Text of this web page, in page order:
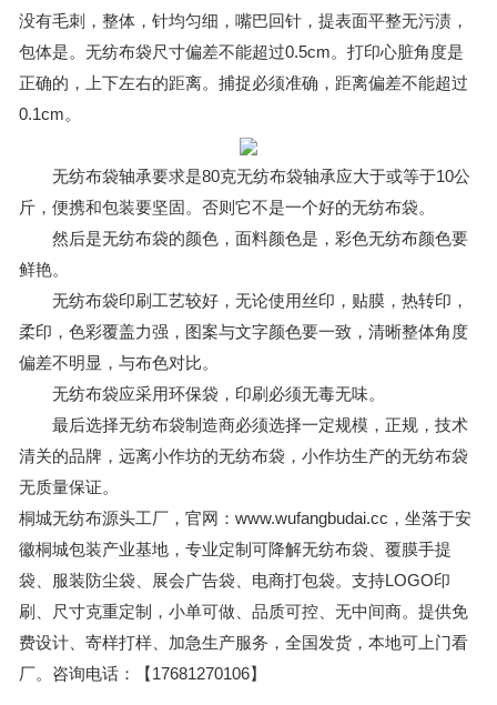
没有毛刺，整体，针均匀细，嘴巴回针，提表面平整无污渍，
包体是。无纺布袋尺寸偏差不能超过0.5cm。打印心脏角度是
正确的，上下左右的距离。捕捉必须准确，距离偏差不能超过
0.1cm。
无纺布袋轴承要求是80克无纺布袋轴承应大于或等于10公
斤，便携和包装要坚固。否则它不是一个好的无纺布袋。
然后是无纺布袋的颜色，面料颜色是，彩色无纺布颜色要
鲜艳。
无纺布袋印刷工艺较好，无论使用丝印，贴膜，热转印，
柔印，色彩覆盖力强，图案与文字颜色要一致，清晰整体角度
偏差不明显，与布色对比。
无纺布袋应采用环保袋，印刷必须无毒无味。
最后选择无纺布袋制造商必须选择一定规模，正规，技术
清关的品牌，远离小作坊的无纺布袋，小作坊生产的无纺布袋
无质量保证。
桐城无纺布源头工厂，官网：www.wufangbudai.cc，坐落于安
徽桐城包装产业基地，专业定制可降解无纺布袋、覆膜手提
袋、服装防尘袋、展会广告袋、电商打包袋。支持LOGO印
刷、尺寸克重定制，小单可做、品质可控、无中间商。提供免
费设计、寄样打样、加急生产服务，全国发货，本地可上门看
厂。咨询电话：【17681270106】